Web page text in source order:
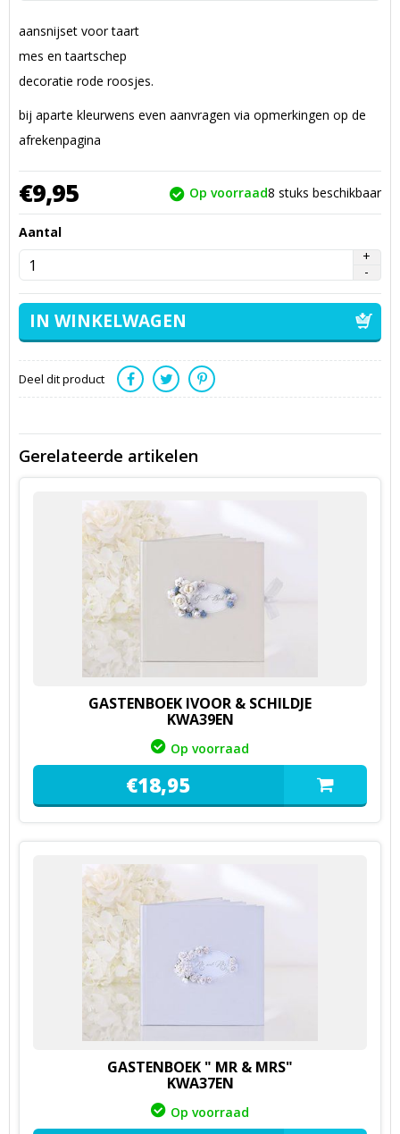
aansnijset voor taart
mes en taartschep
decoratie rode roosjes.
bij aparte kleurwens even aanvragen via opmerkingen op de
afrekenpagina
€9,95 Op voorraad8 stuks beschikbaar
Aantal
Deel dit product
Gerelateerde artikelen
GASTENBOEK IVOOR & SCHILDJE
KWA39EN
Op voorraad
€18,95
GASTENBOEK " MR & MRS"
KWA37EN
Op voorraad